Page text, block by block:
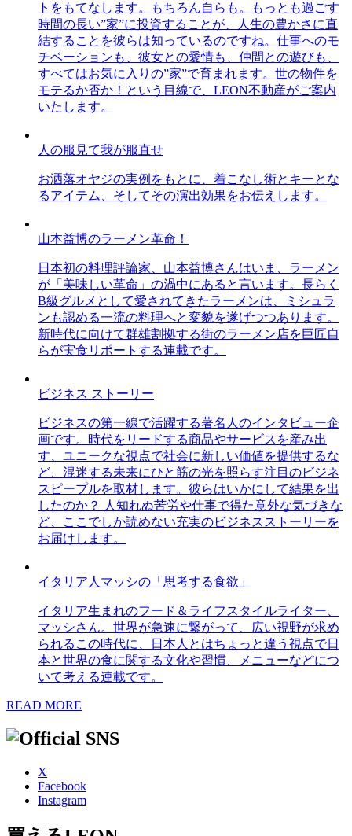
トをもてなします。もちろん自らも。もっとも過ごす
時間の長い”家”に投資することが、人生の豊かさに直
結することを彼らは知っているのですね。仕事へのモ
チベーションも、彼女との愛情も、仲間との遊びも、
すべてはお気に入りの”家”で育まれます。世の物件を
モテるか否か！という目線で、LEON不動産がご案内
いたします。
人の服見て我が服直せ
お洒落オヤジの実例をもとに、着こなし術とキーとな
るアイテム、そしてその演出効果をお伝えします。
山本益博のラーメン革命！
日本初の料理評論家、山本益博さんはいま、ラーメン
が「美味しい革命」の渦中にあると言います。長らく
B級グルメとして愛されてきたラーメンは、ミシュラ
ンも認める一流の料理へと変貌を遂げつつあります。
新時代に向けて群雄割拠する街のラーメン店を巨匠自
らが実食リポートする連載です。
ビジネス ストーリー
ビジネスの第一線で活躍する著名人のインタビュー企
画です。時代をリードする商品やサービスを産み出
す、ユニークな視点で社会に新しい価値を提供するな
ど、混迷する未来にひと筋の光を照らす注目のビジネ
スピープルを取材します。彼らはいかにして結果を出
したのか？ 人知れぬ苦労や仕事で得た意外な気づきな
ど、ここでしか読めない充実のビジネスストーリーを
お届けします。
イタリア人マッシの「思考する食欲」
イタリア生まれのフード＆ライフスタイルライター、
マッシさん。世界が急速に繋がって、広い視野が求め
られるこの時代に、日本人とはちょっと違う視点で日
本と世界の食に関する文化や習慣、メニューなどにつ
いて考える連載です。
READ MORE
X
Facebook
Instagram